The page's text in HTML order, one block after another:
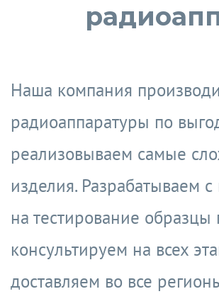
Наша компания
радиоаппаратуры по
реализовываем самые
изделия. Разрабатываем
на тестирование образцы
консультируем на всех
доставляем во все